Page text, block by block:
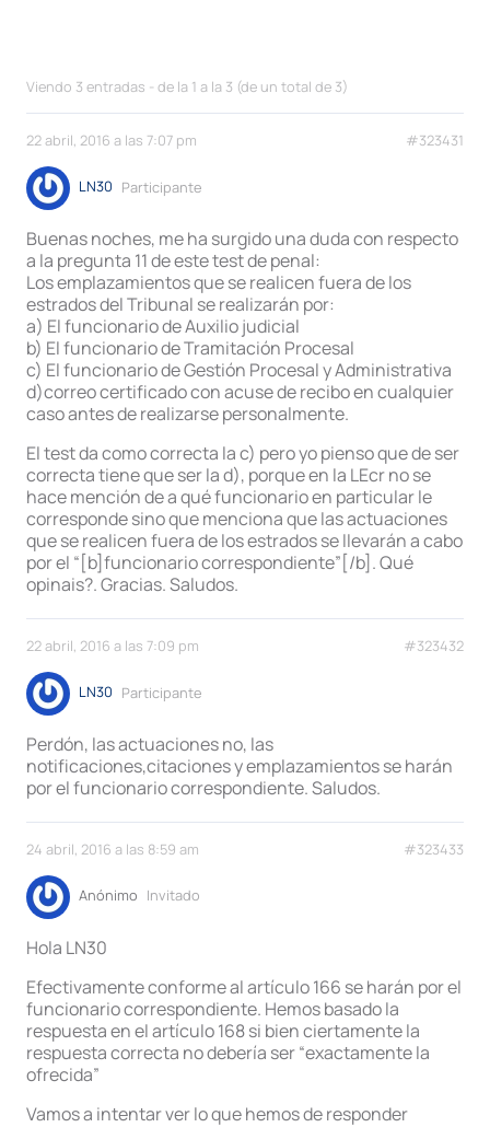
Viendo 3 entradas - de la 1 a la 3 (de un total de 3)
22 abril, 2016 a las 7:07 pm #323431
LN30 Participante
Buenas noches, me ha surgido una duda con respecto
a la pregunta 11 de este test de penal:
Los emplazamientos que se realicen fuera de los
estrados del Tribunal se realizarán por:
a) El funcionario de Auxilio judicial
b) El funcionario de Tramitación Procesal
c) El funcionario de Gestión Procesal y Administrativa
d)correo certificado con acuse de recibo en cualquier
caso antes de realizarse personalmente.
El test da como correcta la c) pero yo pienso que de ser
correcta tiene que ser la d), porque en la LEcr no se
hace mención de a qué funcionario en particular le
corresponde sino que menciona que las actuaciones
que se realicen fuera de los estrados se llevarán a cabo
por el “[b]funcionario correspondiente”[/b]. Qué
opinais?. Gracias. Saludos.
22 abril, 2016 a las 7:09 pm #323432
LN30 Participante
Perdón, las actuaciones no, las
notificaciones,citaciones y emplazamientos se harán
por el funcionario correspondiente. Saludos.
24 abril, 2016 a las 8:59 am #323433
Anónimo Invitado
Hola LN30
Efectivamente conforme al artículo 166 se harán por el
funcionario correspondiente. Hemos basado la
respuesta en el artículo 168 si bien ciertamente la
respuesta correcta no debería ser “exactamente la
ofrecida”
Vamos a intentar ver lo que hemos de responder